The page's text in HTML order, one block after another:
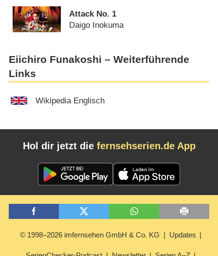
Attack No. 1
Daigo Inokuma
Eiichiro Funakoshi – Weiterführende
Links
Wikipedia Englisch
Hol dir jetzt die fernsehserien.de App
© 1998–2026 imfernsehen GmbH & Co. KG Updates